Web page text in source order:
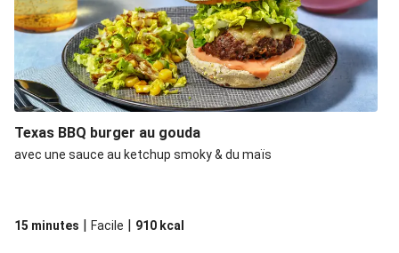
Texas BBQ burger au gouda
avec une sauce au ketchup smoky & du maïs
15 minutes | Facile | 910 kcal